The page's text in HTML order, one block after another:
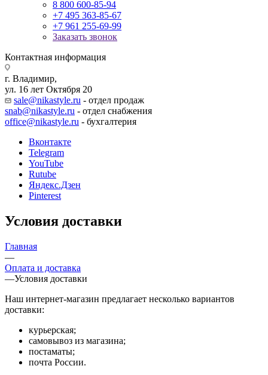
8 800 600-85-94
+7 495 363-85-67
+7 961 255-69-99
Заказать звонок
Контактная информация
г. Владимир,
ул. 16 лет Октября 20
sale@nikastyle.ru - отдел продаж
snab@nikastyle.ru - отдел снабжения
office@nikastyle.ru - бухгалтерия
Вконтакте
Telegram
YouTube
Rutube
Яндекс.Дзен
Pinterest
Условия доставки
Главная
—
Оплата и доставка
—Условия доставки
Наш интернет-магазин предлагает несколько вариантов
доставки:
курьерская;
самовывоз из магазина;
постаматы;
почта России.